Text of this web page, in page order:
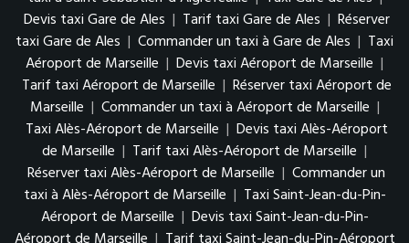
Devis taxi Gare de Ales | Tarif taxi Gare de Ales | Réserver
taxi Gare de Ales | Commander un taxi à Gare de Ales | Taxi
Aéroport de Marseille | Devis taxi Aéroport de Marseille |
Tarif taxi Aéroport de Marseille | Réserver taxi Aéroport de
Marseille | Commander un taxi à Aéroport de Marseille |
Taxi Alès-Aéroport de Marseille | Devis taxi Alès-Aéroport
de Marseille | Tarif taxi Alès-Aéroport de Marseille |
Réserver taxi Alès-Aéroport de Marseille | Commander un
taxi à Alès-Aéroport de Marseille | Taxi Saint-Jean-du-Pin-
Aéroport de Marseille | Devis taxi Saint-Jean-du-Pin-